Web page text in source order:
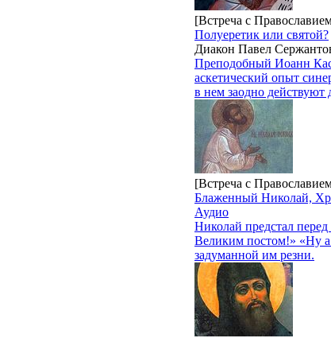
[Встреча с
Полуеретик или святой?
Диакон Павел
Преподобный Иоанн
аскетический опыт
в нем заодно действуют
[Встреча с
Блаженный Николай,
Аудио
Николай предстал
Великим постом!» «Ну а
задуманной им резни.